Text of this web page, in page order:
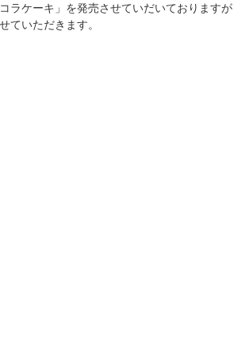
ラケーキ」を発売させていだいておりますが
ていただきます。